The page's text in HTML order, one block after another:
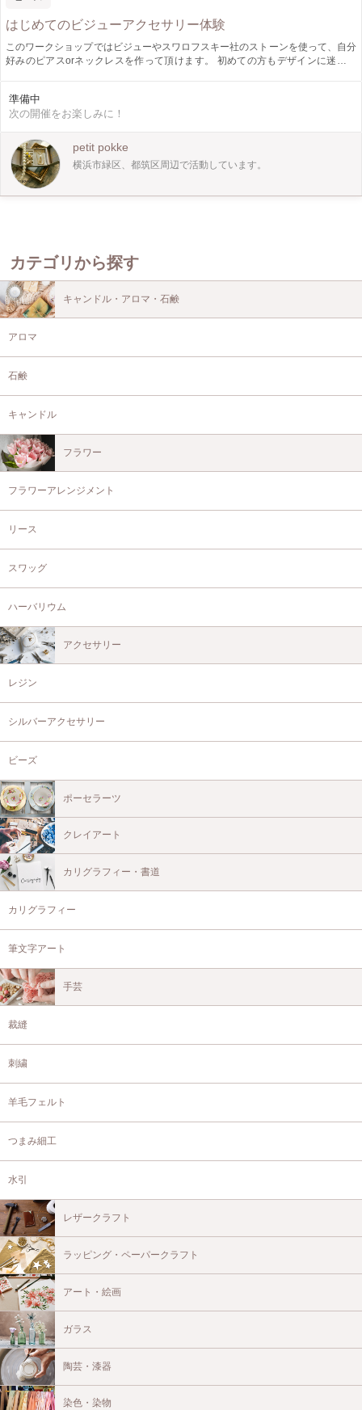
はじめてのビジューアクセサリー体験
このワークショップではビジューやスワロフスキー社のストーンを使って、自分
好みのピアスorネックレスを作って頂けます。 初めての方もデザインに迷った
願いします。 お時間ある方はワークショップの後にティータイムも良かったら
参加して頂けます☆ 【強制ではないので、気になさらないでくださいね^ ^】 お
準備中
次の開催をお楽しみに！
petit pokke
横浜市緑区、都筑区周辺で活動しています。
カテゴリから探す
キャンドル・アロマ・石鹸
アロマ
石鹸
キャンドル
フラワー
フラワーアレンジメント
リース
スワッグ
ハーバリウム
アクセサリー
レジン
シルバーアクセサリー
ビーズ
ポーセラーツ
クレイアート
カリグラフィー・書道
カリグラフィー
筆文字アート
手芸
裁縫
刺繍
羊毛フェルト
つまみ細工
水引
レザークラフト
ラッピング・ペーパークラフト
アート・絵画
ガラス
陶芸・漆器
染色・染物